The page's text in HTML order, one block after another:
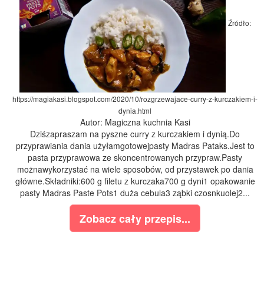
Źródło:
https://magiakasi.blogspot.com/2020/10/rozgrzewajace-curry-z-kurczakiem-i-
dynia.html
Autor: Magiczna kuchnia Kasi
Dziśzapraszam na pyszne curry z kurczakiem i dynią.Do
przyprawiania dania użyłamgotowejpasty Madras Pataks.Jest to
pasta przyprawowa ze skoncentrowanych przypraw.Pasty
możnawykorzystać na wiele sposobów, od przystawek po dania
główne.Składniki:600 g filetu z kurczaka700 g dyni1 opakowanie
pasty Madras Paste Pots1 duża cebula3 ząbki czosnkuolej2...
Zobacz cały przepis...